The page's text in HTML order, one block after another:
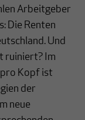
Arbeitgeber
Die Renten
Und
ruiniert? Im
Kopf ist
der
neue